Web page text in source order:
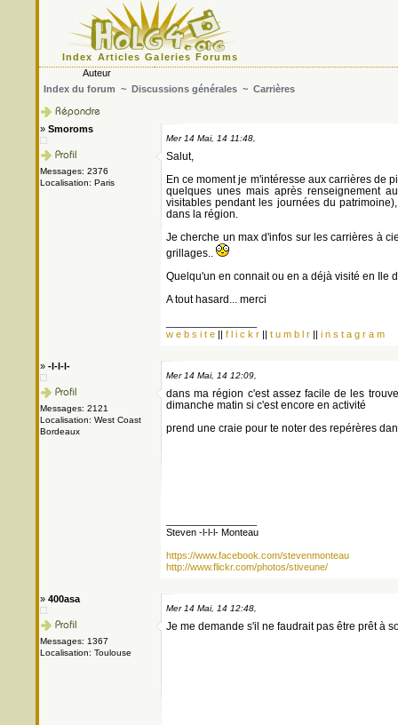
Index Articles Galeries Forums
Auteur
Index du forum ~ Discussions générales ~ Carrières
» Smoroms
Messages: 2376
Localisation: Paris
Mer 14 Mai, 14 11:48,
Salut,
En ce moment je m'intéresse aux carrières de
quelques unes mais après renseignement
visitables pendant les journées du
dans la région.
Je cherche un max d'infos sur les carrières à
grillages..
Quelqu'un en connait ou en a déjà visité en Ile
A tout hasard... merci
w e b s i t e || f l i c k r || t u m b l r || i n s t a g r a m
» -l-l-l-
Messages: 2121
Localisation: West Coast
Bordeaux
Mer 14 Mai, 14 12:09,
dans ma région c'est assez facile de les
dimanche matin si c'est encore en activité
prend une craie pour te noter des repérères
Steven -l-l-l- Monteau
https://www.facebook.com/stevenmonteau
http://www.flickr.com/photos/stiveune/
» 400asa
Messages: 1367
Localisation: Toulouse
Mer 14 Mai, 14 12:48,
Je me demande s'il ne faudrait pas être prêt à